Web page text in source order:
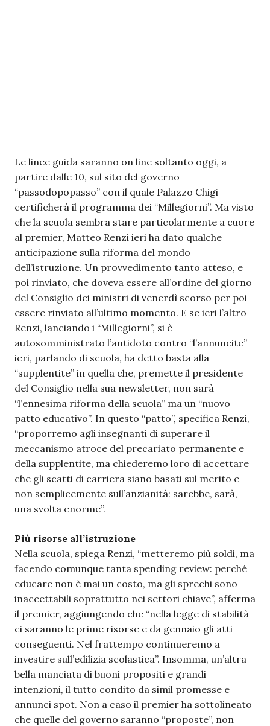
Le linee guida saranno on line soltanto oggi, a
partire dalle 10, sul sito del governo
“passodopopasso” con il quale Palazzo Chigi
certificherà il programma dei “Millegiorni”. Ma visto
che la scuola sembra stare particolarmente a cuore
al premier, Matteo Renzi ieri ha dato qualche
anticipazione sulla riforma del mondo
dell’istruzione. Un provvedimento tanto atteso, e
poi rinviato, che doveva essere all’ordine del giorno
del Consiglio dei ministri di venerdì scorso per poi
essere rinviato all’ultimo momento. E se ieri l’altro
Renzi, lanciando i “Millegiorni”, si è
autosomministrato l’antidoto contro “l’annuncite”
ieri, parlando di scuola, ha detto basta alla
“supplentite” in quella che, premette il presidente
del Consiglio nella sua newsletter, non sarà
“l’ennesima riforma della scuola” ma un “nuovo
patto educativo”. In questo “patto”, specifica Renzi,
“proporremo agli insegnanti di superare il
meccanismo atroce del precariato permanente e
della supplentite, ma chiederemo loro di accettare
che gli scatti di carriera siano basati sul merito e
non semplicemente sull’anzianità: sarebbe, sarà,
una svolta enorme”.
Più risorse all’istruzione
Nella scuola, spiega Renzi, “metteremo più soldi, ma
facendo comunque tanta spending review: perché
educare non è mai un costo, ma gli sprechi sono
inaccettabili soprattutto nei settori chiave”, afferma
il premier, aggiungendo che “nella legge di stabilità
ci saranno le prime risorse e da gennaio gli atti
conseguenti. Nel frattempo continueremo a
investire sull’edilizia scolastica”. Insomma, un’altra
bella manciata di buoni propositi e grandi
intenzioni, il tutto condito da simil promesse e
annunci spot. Non a caso il premier ha sottolineato
che quelle del governo saranno “proposte”, non